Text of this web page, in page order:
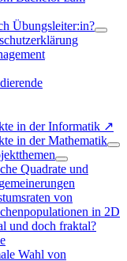
Übungsleiter:in?
in der Informatik ↗
in der Mathematik
Quadrate und
von
in 2D
und doch fraktal?
Wahl von